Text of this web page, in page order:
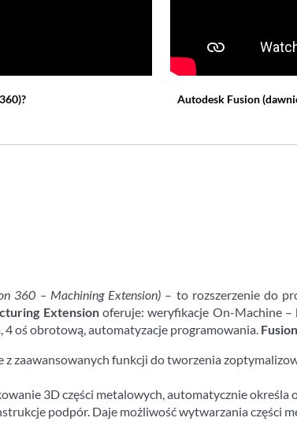
? Autodesk Fusion
360 – Machining Extension) – to rozszerzenie do
Extensionoferuje: weryfikacje On-Machine –
4 oś obrotową, automatyzacje programowania.
zaawansowanych funkcji do tworzenia
3D części metalowych, automatycznie określa
podpór. Daje możliwość wytwarzania części